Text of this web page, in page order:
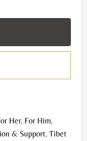
Her, For Him,
& Support,Tibet